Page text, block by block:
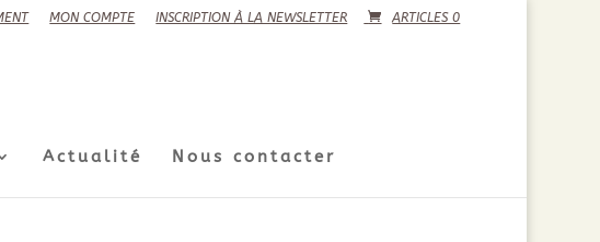
MON COMPTE INSCRIPTION À LA NEWSLETTER ARTICLES 0
Actualité Nous contacter